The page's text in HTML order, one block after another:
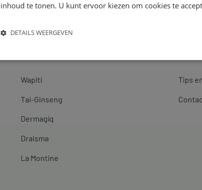
Wapiti
Tai-Ginseng
Dermagíq
Draisma
La Montine
Tips
inhoud te tonen. U kunt ervoor kiezen om cookies te
DETAILS WEERGEVEN